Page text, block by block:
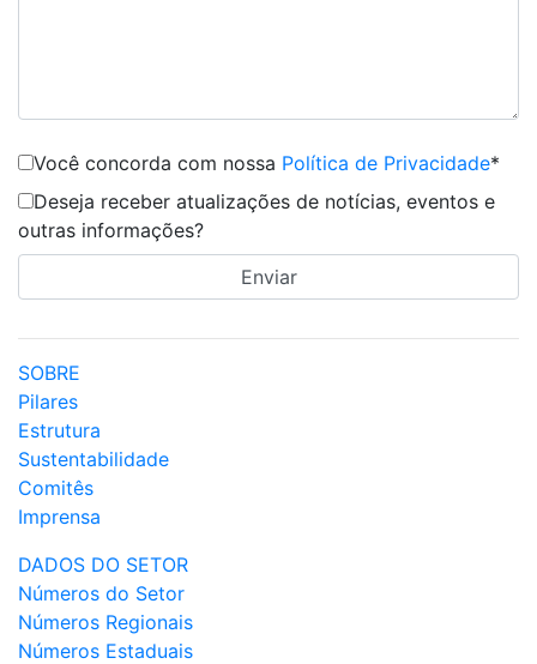
Você concorda com nossa Política de Privacidade*
Deseja receber atualizações de notícias, eventos e
outras informações?
SOBRE
Pilares
Estrutura
Sustentabilidade
Comitês
Imprensa
DADOS DO SETOR
Números do Setor
Números Regionais
Números Estaduais